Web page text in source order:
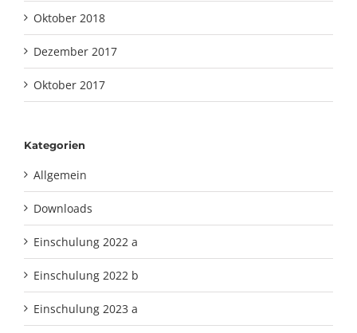
Oktober 2018
Dezember 2017
Oktober 2017
Kategorien
Allgemein
Downloads
Einschulung 2022 a
Einschulung 2022 b
Einschulung 2023 a